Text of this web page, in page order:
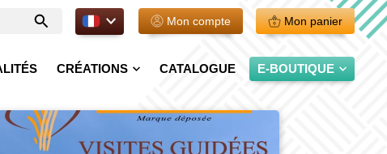
Entrer
votre
FR. Mon compte Mon panier
CRÉATIONS CATALOGUE E-BOUTIQUE